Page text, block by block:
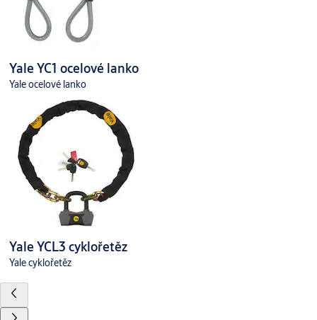
Yale YC1 ocelové lanko
Yale ocelové lanko
Yale YCL3 cyklořetěz
Yale cyklořetěz